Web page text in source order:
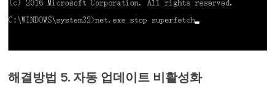
해결방법 5. 자동 업데이트 비활성화